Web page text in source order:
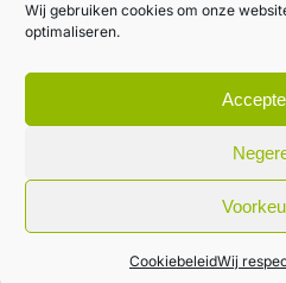
Wij gebruiken cookies om onze
optimaliseren.
CookiebeleidWij
Kennismakingspakket
Blijft op de hoogte
Rechtstreeks van het veld naar
Inschrijven nieuwsbrief
Algemene voorwaarden|